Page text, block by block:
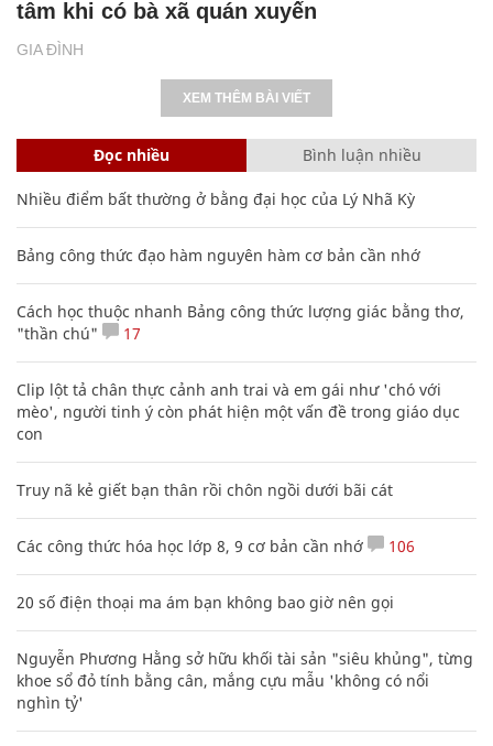
GIA ĐÌNH
tâm khi có bà xã quán xuyến
XEM THÊM BÀI VIẾT
Đọc nhiều Bình luận nhiều
Nhiều điểm bất thường ở bằng đại học của Lý Nhã Kỳ
Bảng công thức đạo hàm nguyên hàm cơ bản cần nhớ
Cách học thuộc nhanh Bảng công thức lượng giác bằng thơ,
"thần chú"
17
Clip lột tả chân thực cảnh anh trai và em gái như 'chó với
mèo', người tinh ý còn phát hiện một vấn đề trong giáo dục
con
Truy nã kẻ giết bạn thân rồi chôn ngồi dưới bãi cát
Các công thức hóa học lớp 8, 9 cơ bản cần nhớ 106
20 số điện thoại ma ám bạn không bao giờ nên gọi
Nguyễn Phương Hằng sở hữu khối tài sản "siêu khủng", từng
khoe sổ đỏ tính bằng cân, mắng cựu mẫu 'không có nổi
nghìn tỷ'